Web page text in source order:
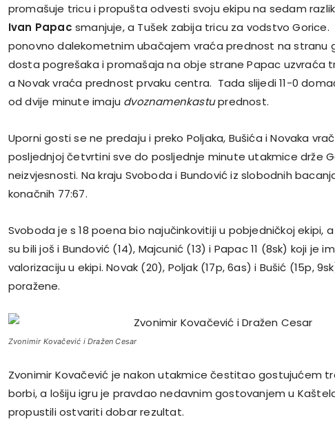
promašuje tricu i propušta odvesti svoju ekipu na sedam
Ivan Papac smanjuje, a Tušek zabija tricu za vodstvo Gorice.
ponovno dalekometnim ubačajem vraća prednost na stranu
dosta pogrešaka i promašaja na obje strane Papac uzvraća
a Novak vraća prednost prvaku centra. Tada slijedi 11-0
od dvije minute imaju dvoznamenkastuprednost.
Uporni gosti se ne predaju i preko Poljaka, Bušića i Novaka
posljednjoj četvrtini sve do posljednje minute utakmice drže
neizvjesnosti. Na kraju Svoboda i Bundović iz slobodnih
konačnih 77:67.
Svoboda je s 18 poena bio najučinkovitiji u pobjedničkoj ekipi,
su bili još i Bundović (14), Majcunić (13) i Papac 11 (8sk) koji je
valorizaciju u ekipi. Novak (20), Poljak (17p, 6as) i Bušić (15p,
poražene.
Zvonimir Kovačević i Dražen Cesar
Zvonimir Kovačević je nakon utakmice čestitao gostujućem
borbi, a lošiju igru je pravdao nedavnim gostovanjem u
propustili ostvariti dobar rezultat.